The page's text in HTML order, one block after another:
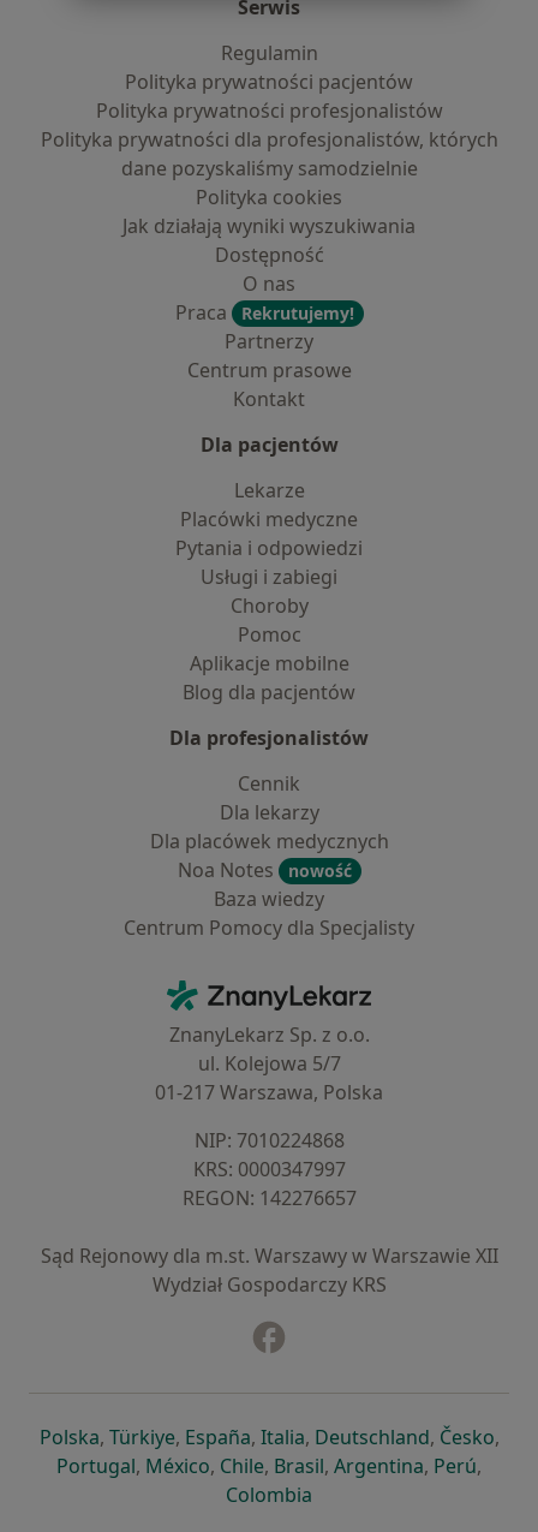
Serwis
Regulamin
Polityka prywatności pacjentów
Polityka prywatności profesjonalistów
Polityka prywatności dla profesjonalistów, których
dane pozyskaliśmy samodzielnie
Polityka cookies
Jak działają wyniki wyszukiwania
Dostępność
O nas
Praca
Rekrutujemy!
Partnerzy
Centrum prasowe
Kontakt
Dla pacjentów
Lekarze
Placówki medyczne
Pytania i odpowiedzi
Usługi i zabiegi
Choroby
Pomoc
Aplikacje mobilne
Blog dla pacjentów
Dla profesjonalistów
Cennik
Dla lekarzy
Dla placówek medycznych
Noa Notes
nowość
Baza wiedzy
Centrum Pomocy dla Specjalisty
ZnanyLekarz - Strona główna
ZnanyLekarz Sp. z o.o.
ul. Kolejowa 5/7
01-217 Warszawa, Polska
NIP: ⁠7010224868
KRS: ⁠0000347997
REGON: ⁠142276657
Sąd Rejonowy dla m.st. Warszawy w Warszawie XII
Wydział Gospodarczy KRS
Polskaotwiera się w nowej karcie
, Türkiyeotwiera się w nowej karcie
, Españaotwiera się w nowej karcie
, Italiaotwiera się w nowej
, Deutschlandotwiera się
, Česko,
Portugalotwiera się w nowej karcie
, Méxicootwiera się w nowej karcie
, Chileotwiera się w nowej karcie
, Brasilotwiera się w nowej
, Argentinaotwiera się
, Perú,
Colombia